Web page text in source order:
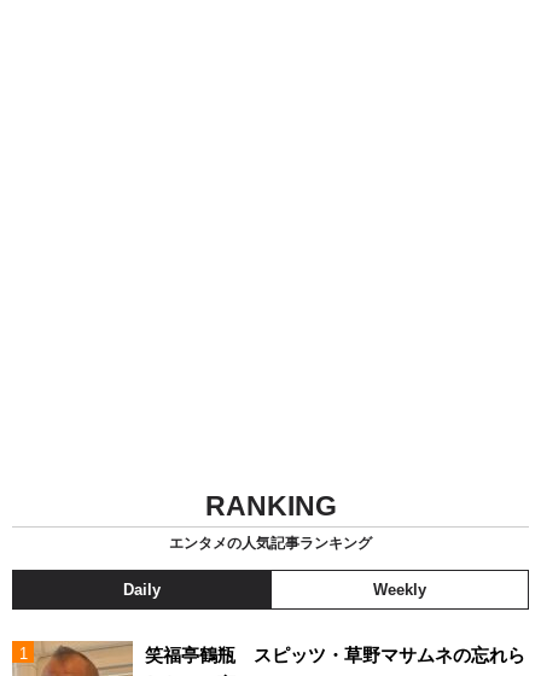
RANKING
エンタメの人気記事ランキング
Daily Weekly
笑福亭鶴瓶 スピッツ・草野マサムネの忘れら